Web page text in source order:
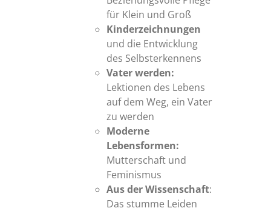
für Klein und Groß
Kinderzeichnungen
und die Entwicklung
des Selbsterkennens
Vater werden:
Lektionen des Lebens
auf dem Weg, ein Vater
zu werden
Moderne
Lebensformen:
Mutterschaft und
Feminismus
Aus der Wissenschaft:
Das stumme Leiden